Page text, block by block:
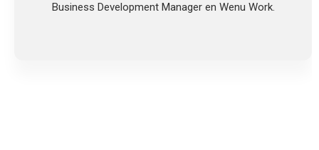
Business Development Manager en Wenu Work.